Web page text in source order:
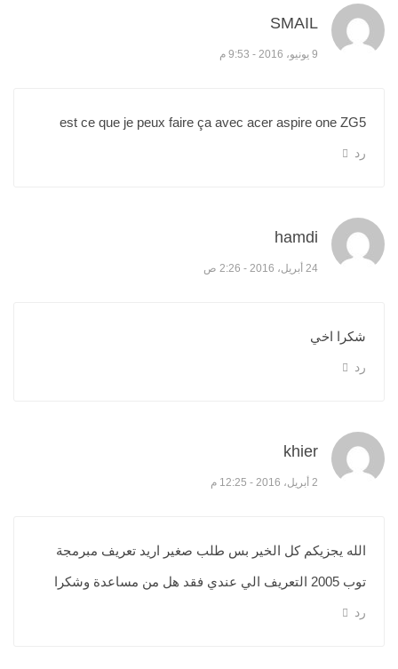
SMAIL
9 يونيو، 2016 - 9:53 م
est ce que je peux faire ça avec acer aspire one ZG5
رد
hamdi
24 أبريل، 2016 - 2:26 ص
شكرا اخي
رد
khier
2 أبريل، 2016 - 12:25 م
الله يجزيكم كل الخير بس طلب صغير اريد تعريف مبرمجة
توب 2005 التعريف الي عندي فقد هل من مساعدة وشكرا
رد